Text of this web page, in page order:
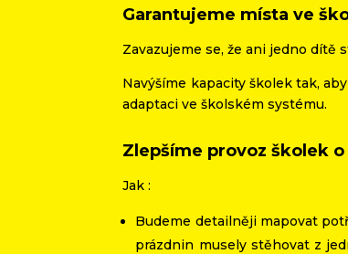
Garantujeme místa ve
Zavazujeme se, že ani jedno
Navýšíme kapacity školek tak,
adaptaci ve školském systému.
Zlepšíme provoz školek
Jak :
Budeme detailněji mapovat
prázdnin musely stěhovat z